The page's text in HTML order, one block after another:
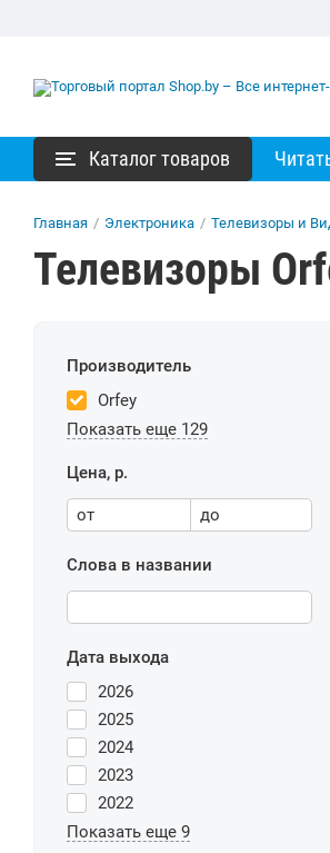
Каталог товаров
Главная / Электроника / Телевизоры и
Телевизоры
Производитель
Orfey
Показать еще 129
Цена, р.
от до
Слова в названии
Дата выхода
2026
2025
2024
2023
2022
Показать еще 9